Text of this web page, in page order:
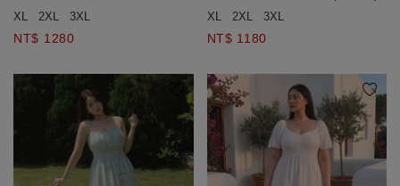
洋裝(附胸墊)
XL 2XL 3XL
NT$ 1280
XL 2XL 3XL
NT$ 1180